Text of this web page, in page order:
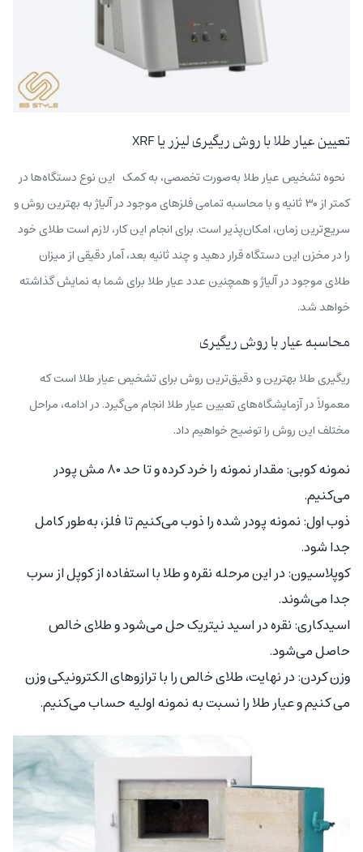
تعیین عیار طلا با روش ریگیری لیزر یا XRF
نحوه تشخیص عیار طلا به‌صورت تخصصی، به کمک این نوع دستگاه‌ها در
کمتر از ۳۰ ثانیه و با محاسبه تمامی فلزهای موجود در آلیاژ به بهترین روش و
سریع‌ترین زمان، امکان‌پذیر است. برای انجام این کار، لازم است طلای خود
را در مخزن این دستگاه قرار دهید و چند ثانیه بعد، آمار دقیقی از میزان
طلای موجود در آلیاژ و همچنین عدد عیار طلا برای شما به نمایش گذاشته
خواهد شد.
محاسبه عیار با روش ریگیری
ریگیری طلا بهترین و دقیق‌ترین روش برای تشخیص عیار طلا است که
معمولاً در آزمایشگاه‌های تعیین عیار طلا انجام می‌گیرد. در ادامه، مراحل
مختلف این روش را توضیح خواهیم داد.
نمونه کوبی: مقدار نمونه را خرد کرده و تا حد ۸۰ مش پودر
می‌کنیم.
ذوب اول: نمونه پودر شده را ذوب می‌کنیم تا فلز، به‌طور کامل
جدا شود.
کوپلاسیون: در این مرحله نقره و طلا با استفاده از کوپل از سرب
جدا می‌شوند.
اسیدکاری: نقره در اسید نیتریک حل می‌شود و طلای خالص
حاصل می‌شود.
وزن کردن: در نهایت، طلای خالص را با ترازوهای الکترونیکی وزن
می کنیم و عیار طلا را نسبت به نمونه اولیه حساب می‌کنیم.